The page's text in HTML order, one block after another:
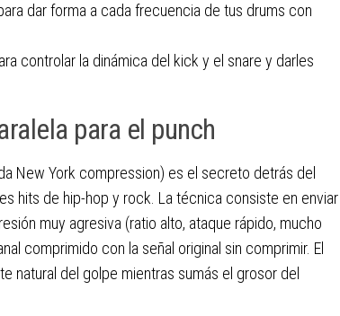
dar forma a cada frecuencia de tus drums con
controlar la dinámica del kick y el snare y darles
para el punch
New York compression) es el secreto detrás del
hits de hip-hop y rock. La técnica consiste en enviar
muy agresiva (ratio alto, ataque rápido, mucho
comprimido con la señal original sin comprimir. El
natural del golpe mientras sumás el grosor del